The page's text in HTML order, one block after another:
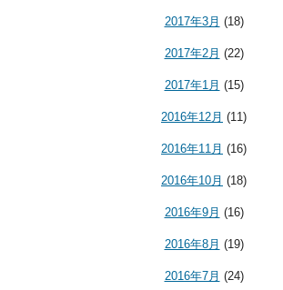
2017年3月 (18)
2017年2月 (22)
2017年1月 (15)
2016年12月 (11)
2016年11月 (16)
2016年10月 (18)
2016年9月 (16)
2016年8月 (19)
2016年7月 (24)